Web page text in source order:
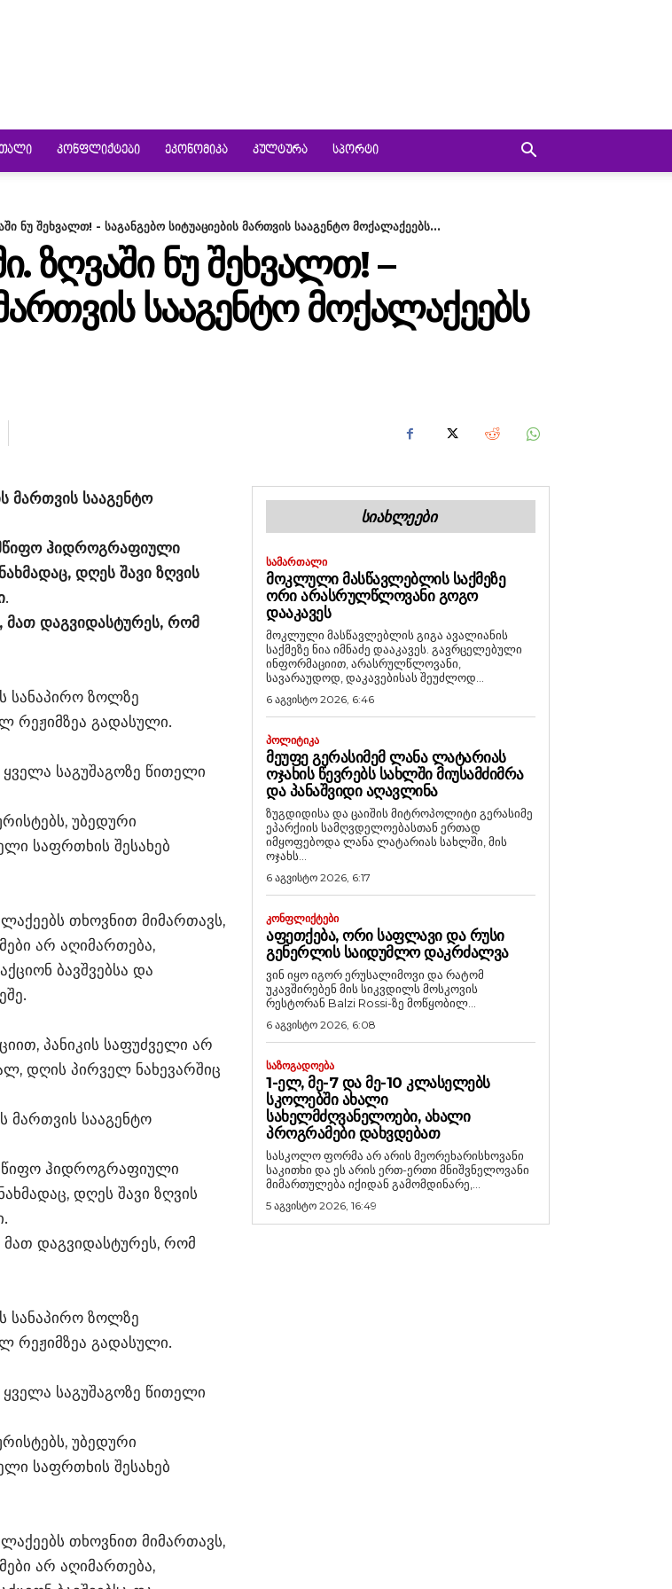
ᲙᲝᲜᲤᲚᲘᲥᲢᲔᲑᲘ ᲔᲙᲝᲜᲝᲛᲘᲙᲐ ᲙᲣᲚᲢᲣᲠᲐ ᲡᲞᲝᲠᲢᲘ
ნუ შეხვალთ! - საგანგებო სიტუაციების მართვის სააგენტო მოქალაქეებს...
ᲜᲣ ᲨᲔᲮᲕᲐᲚᲗ! –
ᲡᲐᲐᲒᲔᲜᲢᲝ ᲛᲝᲥᲐᲚᲐᲥᲔᲔᲑᲡ
მართვის სააგენტო
ჰიდროგრაფიული
დღეს შავი ზღვის
.
მათ დაგვიდასტურეს, რომ
სანაპირო ზოლზე
რეჟიმზეა გადასული.
საგუშაგოზე წითელი
უბედური
საფრთხის შესახებ
თხოვნით მიმართავს,
არ აღიმართება,
ბავშვებსა და
პანიკის საფუძველი არ
დღის პირველ ნახევარშიც
მართვის სააგენტო
ჰიდროგრაფიული
დღეს შავი ზღვის
მათ დაგვიდასტურეს, რომ
სანაპირო ზოლზე
რეჟიმზეა გადასული.
საგუშაგოზე წითელი
უბედური
საფრთხის შესახებ
თხოვნით მიმართავს,
არ აღიმართება,
ᲡᲘᲐᲮᲚᲔᲔᲑᲘ
ᲡᲐᲛᲐᲠᲗᲐᲚᲘ
ᲛᲝᲙᲚᲣᲚᲘ ᲛᲐᲡᲬᲐᲕᲚᲔᲑᲚᲘᲡ ᲡᲐᲥᲛᲔᲖᲔ
ᲝᲠᲘ ᲐᲠᲐᲡᲠᲣᲚᲬᲚᲝᲕᲐᲜᲘ ᲒᲝᲒᲝ
ᲓᲐᲐᲙᲐᲕᲔᲡ
მოკლული მასწავლებლის გიგა ავალიანის
საქმეზე ნია იმნაძე დააკავეს. გავრცელებული
ინფორმაციით, არასრულწლოვანი,
სავარაუდოდ, დაკავებისას შეუძლოდ...
6 აგვისტო 2026, 6:46
ᲞᲝᲚᲘᲢᲘᲙᲐ
ᲛᲔᲣᲤᲔ ᲒᲔᲠᲐᲡᲘᲛᲔᲛ ᲚᲐᲜᲐ ᲚᲐᲢᲐᲠᲘᲐᲡ
ᲝᲯᲐᲮᲘᲡ ᲬᲔᲕᲠᲔᲑᲡ ᲡᲐᲮᲚᲨᲘ ᲛᲘᲣᲡᲐᲛᲫᲘᲛᲠᲐ
ᲓᲐ ᲞᲐᲜᲐᲨᲕᲘᲓᲘ ᲐᲦᲐᲕᲚᲘᲜᲐ
ზუგდიდისა და ცაიშის მიტროპოლიტი გერასიმე
ეპარქიის სამღვდელოებასთან ერთად
იმყოფებოდა ლანა ლატარიას სახლში, მის
ოჯახს...
6 აგვისტო 2026, 6:17
ᲙᲝᲜᲤᲚᲘᲥᲢᲔᲑᲘ
ᲐᲤᲔᲗᲥᲔᲑᲐ, ᲝᲠᲘ ᲡᲐᲤᲚᲐᲕᲘ ᲓᲐ ᲠᲣᲡᲘ
ᲒᲔᲜᲔᲠᲚᲘᲡ ᲡᲐᲘᲓᲣᲛᲚᲝ ᲓᲐᲙᲠᲫᲐᲚᲕᲐ
ვინ იყო იგორ ერუსალიმოვი და რატომ
უკავშირებენ მის სიკვდილს მოსკოვის
რესტორან Balzi Rossi-ზე მოწყობილ...
6 აგვისტო 2026, 6:08
ᲡᲐᲖᲝᲒᲐᲓᲝᲔᲑᲐ
1-ᲔᲚ, ᲛᲔ-7 ᲓᲐ ᲛᲔ-10 ᲙᲚᲐᲡᲔᲚᲔᲑᲡ
ᲡᲙᲝᲚᲔᲑᲨᲘ ᲐᲮᲐᲚᲘ
ᲡᲐᲮᲔᲚᲛᲫᲦᲕᲐᲜᲔᲚᲝᲔᲑᲘ, ᲐᲮᲐᲚᲘ
ᲞᲠᲝᲒᲠᲐᲛᲔᲑᲘ ᲓᲐᲮᲕᲓᲔᲑᲐᲗ
სასკოლო ფორმა არ არის მეორეხარისხოვანი
საკითხი და ეს არის ერთ-ერთი მნიშვნელოვანი
მიმართულება იქიდან გამომდინარე,...
5 აგვისტო 2026, 16:49